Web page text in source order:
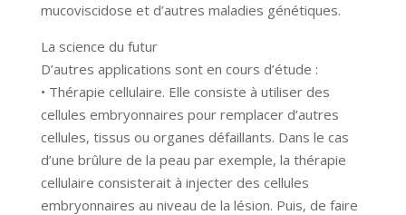
mucoviscidose et d’autres maladies génétiques.
La science du futur
D’autres applications sont en cours d’étude :
• Thérapie cellulaire. Elle consiste à utiliser des
cellules embryonnaires pour remplacer d’autres
cellules, tissus ou organes défaillants. Dans le cas
d’une brûlure de la peau par exemple, la thérapie
cellulaire consisterait à injecter des cellules
embryonnaires au niveau de la lésion. Puis, de faire